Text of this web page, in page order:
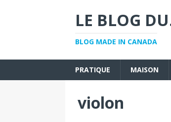
LE BLOG
BLOG MADE IN CANADA
PRATIQUE MAISON
violon